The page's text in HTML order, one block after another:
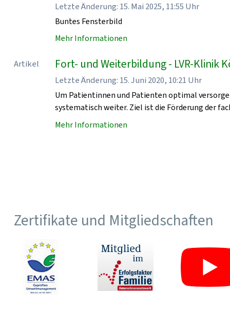
Letzte Änderung: 15. Mai 2025, 11:55 Uhr
Buntes Fensterbild
Mehr Informationen
Artikel Fort- und Weiterbildung - LVR-Klinik
Letzte Änderung: 15. Juni 2020, 10:21 Uhr
Um Patientinnen und Patienten optimal
systematisch weiter. Ziel ist die Förderung der
Mehr Informationen
Zertifikate und Mitgliedschaften